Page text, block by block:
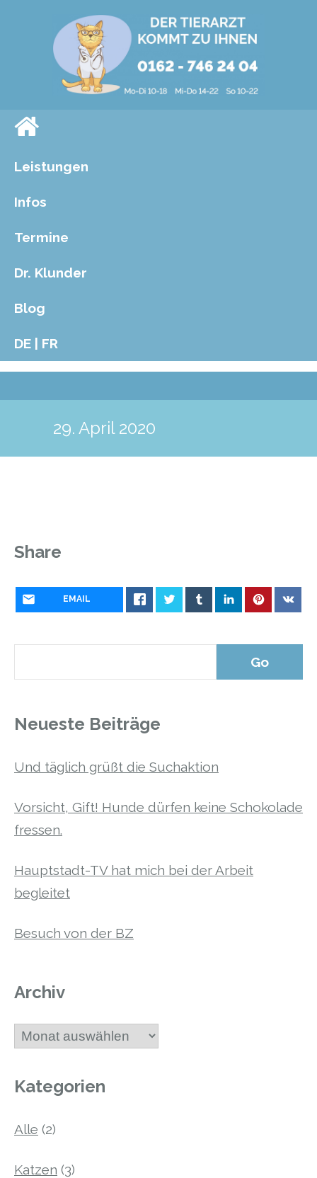
Leistungen
Infos
Termine
Dr. Klunder
Blog
DE | FR
29. April 2020
Share
EMAIL
Neueste Beiträge
Und täglich grüßt die Suchaktion
Vorsicht, Gift! Hunde dürfen keine Schokolade
fressen.
Hauptstadt-TV hat mich bei der Arbeit
begleitet
Besuch von der BZ
Archiv
Archiv
Kategorien
Alle (2)
Katzen (3)